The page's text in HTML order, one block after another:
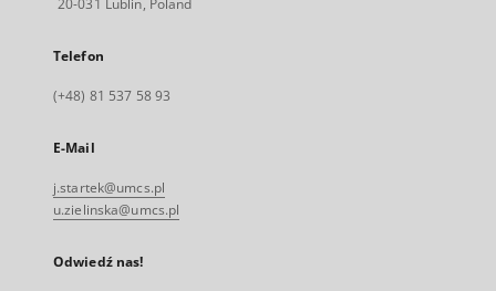
20-031 Lublin, Poland
Telefon
(+48) 81 537 58 93
E-Mail
j.startek@umcs.pl
u.zielinska@umcs.pl
Odwiedź nas!